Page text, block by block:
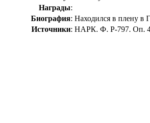
Награды:
Биография: Находился в плену в
Источники: НАРК. Ф. Р-797. Оп. 4.